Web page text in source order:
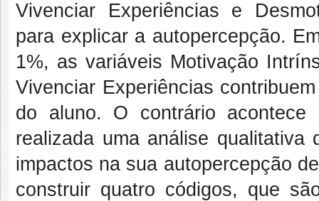
Vivenciar Experiências e
para explicar a autopercepção.
1%, as variáveis Motivação
Vivenciar Experiências
do aluno. O contrário
realizada uma análise
impactos na sua autopercepção
construir quatro códigos, que